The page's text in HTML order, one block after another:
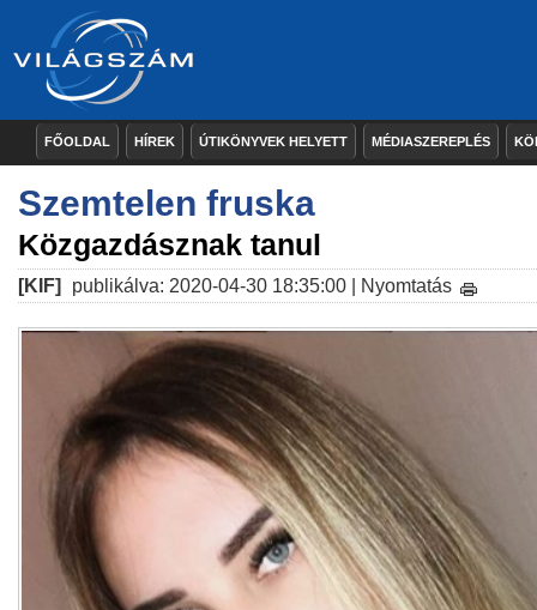
FŐOLDAL HÍREK ÚTIKÖNYVEK HELYETT MÉDIASZEREPLÉS
Szemtelen fruska
Közgazdásznak tanul
[KIF] publikálva: 2020-04-30 18:35:00 | Nyomtatás